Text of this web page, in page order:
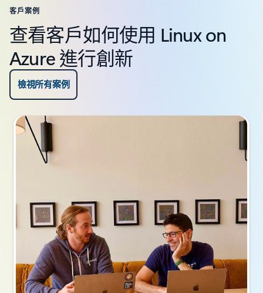
客戶案例
查看客戶如何使用 Linux on
Azure 進行創新
檢視所有案例
投影片 {0}{1} 指示器